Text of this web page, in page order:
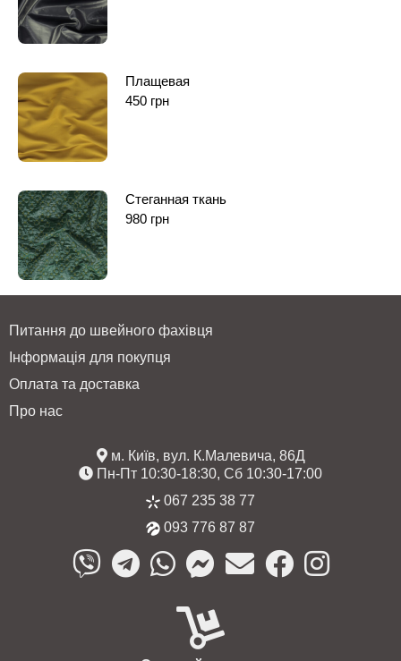
Плащевая
450 грн
Стеганная ткань
980 грн
Питання до швейного фахівця
Інформація для покупця
Оплата та доставка
Про нас
м. Київ, вул. К.Малевича, 86Д
Пн-Пт 10:30-18:30, Сб 10:30-17:00
067 235 38 77
093 776 87 87